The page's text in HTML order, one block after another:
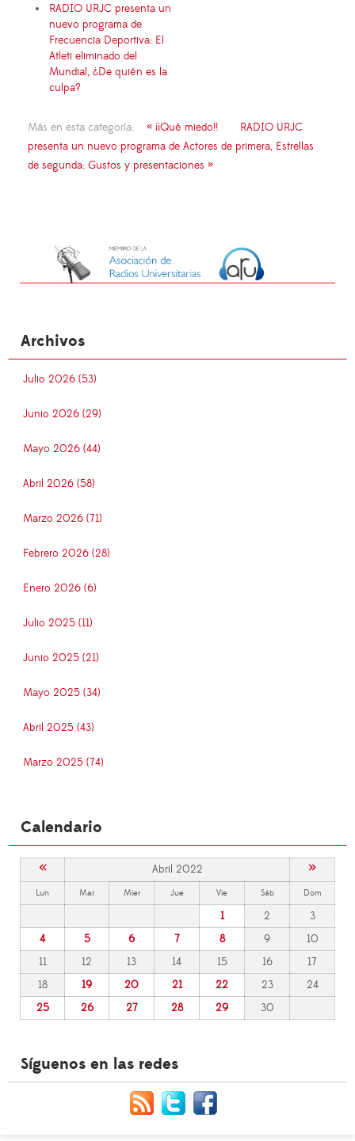
RADIO URJC presenta un
nuevo programa de
Frecuencia Deportiva: El
Atleti eliminado del
Mundial, ¿De quién es la
culpa?
Más en esta categoría: « ¡¡Qué miedo!!
RADIO URJC
presenta un nuevo programa de Actores de primera, Estrellas
de segunda: Gustos y presentaciones »
Archivos
Julio 2026 (53)
Junio 2026 (29)
Mayo 2026 (44)
Abril 2026 (58)
Marzo 2026 (71)
Febrero 2026 (28)
Enero 2026 (6)
Julio 2025 (11)
Junio 2025 (21)
Mayo 2025 (34)
Abril 2025 (43)
Marzo 2025 (74)
Calendario
« Abril 2022 »
Lun Mar Mier Jue Vie Sáb Dom
1 2
3
4
5 6 7 8 9
10
11
12 13 14 15 16
17
18
19 20 21 22 23
24
25
26 27 28 29 30
Síguenos en las redes